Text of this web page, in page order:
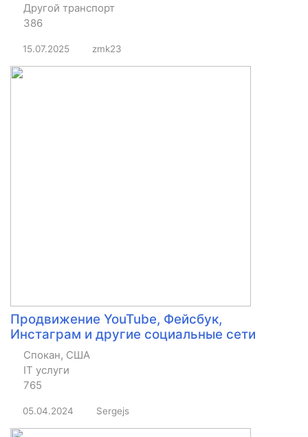
Другой транспорт
386
15.07.2025 zmk23
Продвижение YouTube, Фейсбук,
Инстаграм и другие социальные сети
Спокан, США
IT услуги
765
05.04.2024 Sergejs